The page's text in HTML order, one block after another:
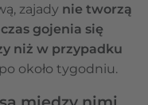
zajady nie tworzą
czas gojenia się
niż w przypadku
około tygodniu.